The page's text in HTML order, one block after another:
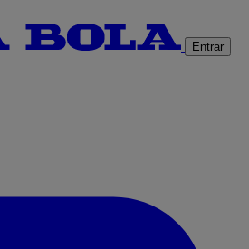
Entrar